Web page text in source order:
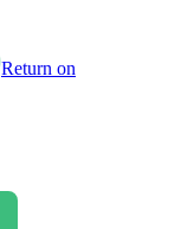
Return on